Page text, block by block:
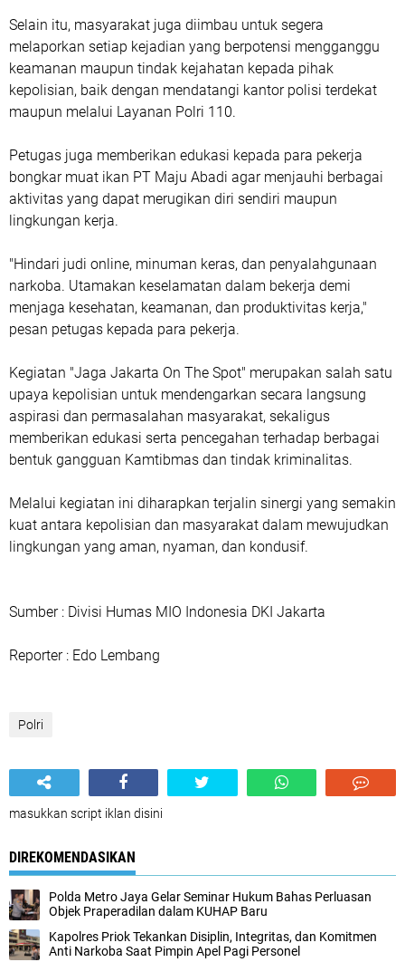
Selain itu, masyarakat juga diimbau untuk segera
melaporkan setiap kejadian yang berpotensi mengganggu
keamanan maupun tindak kejahatan kepada pihak
kepolisian, baik dengan mendatangi kantor polisi terdekat
maupun melalui Layanan Polri 110.
Petugas juga memberikan edukasi kepada para pekerja
bongkar muat ikan PT Maju Abadi agar menjauhi berbagai
aktivitas yang dapat merugikan diri sendiri maupun
lingkungan kerja.
"Hindari judi online, minuman keras, dan penyalahgunaan
narkoba. Utamakan keselamatan dalam bekerja demi
menjaga kesehatan, keamanan, dan produktivitas kerja,"
pesan petugas kepada para pekerja.
Kegiatan "Jaga Jakarta On The Spot" merupakan salah satu
upaya kepolisian untuk mendengarkan secara langsung
aspirasi dan permasalahan masyarakat, sekaligus
memberikan edukasi serta pencegahan terhadap berbagai
bentuk gangguan Kamtibmas dan tindak kriminalitas.
Melalui kegiatan ini diharapkan terjalin sinergi yang semakin
kuat antara kepolisian dan masyarakat dalam mewujudkan
lingkungan yang aman, nyaman, dan kondusif.
Sumber : Divisi Humas MIO Indonesia DKI Jakarta
Reporter : Edo Lembang
Polri
masukkan script iklan disini
DIREKOMENDASIKAN
Polda Metro Jaya Gelar Seminar Hukum Bahas Perluasan
Objek Praperadilan dalam KUHAP Baru
Kapolres Priok Tekankan Disiplin, Integritas, dan Komitmen
Anti Narkoba Saat Pimpin Apel Pagi Personel